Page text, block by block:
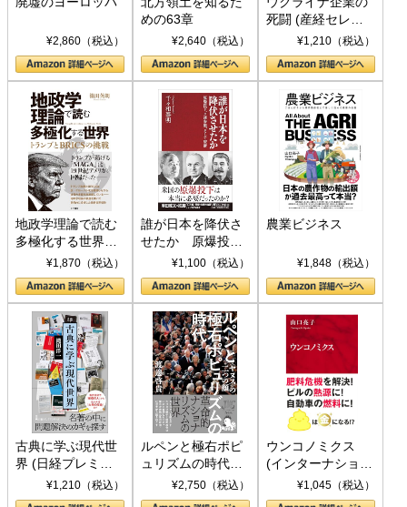
¥2,860（税込）
めの63章
¥2,640（税込）
死闘 (産経セレク
ト S 039)¥1,210（税込）
地政学理論で読む
多極化する世界：
トランプとBRICS
の挑戦
¥1,870（税込）
誰が日本を降伏さ
せたか 原爆投
下、ソ連参戦、そ
して聖断 (PHP新
書)
¥1,100（税込）
農業ビジネス
¥1,848（税込）
古典に学ぶ現代世
界 (日経プレミア
シリーズ)¥1,210（税込）
ルペンと極右ポピ
ュリズムの時代：
〈ヤヌス〉の二つ
の顔
¥2,750（税込）
ウンコノミクス
(インターナショナ
ル新書)¥1,045（税込）